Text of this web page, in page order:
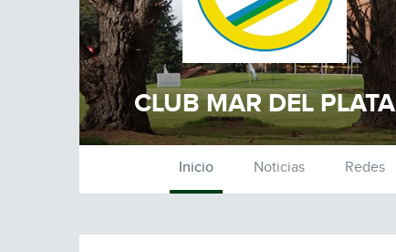
CLUB MAR DEL PLATA
Inicio Noticias Redes